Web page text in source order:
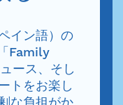
イン語）の
Family
ース、そし
トをお楽し